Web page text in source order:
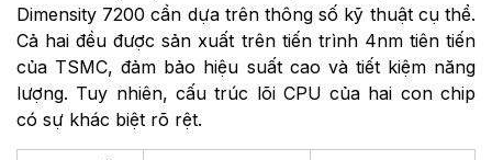
Dimensity 7200 cần dựa trên thông số kỹ thuật cụ thể.
Cả hai đều được sản xuất trên tiến trình 4nm tiên tiến
của TSMC, đảm bảo hiệu suất cao và tiết kiệm năng
lượng. Tuy nhiên, cấu trúc lõi CPU của hai con chip
có sự khác biệt rõ rệt.